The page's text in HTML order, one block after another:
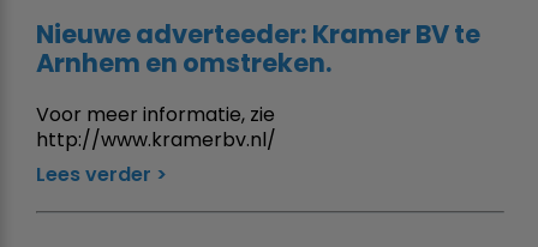
Nieuwe adverteeder: Kramer BV te
Arnhem en omstreken.
Voor meer informatie, zie
http://www.kramerbv.nl/
Lees verder